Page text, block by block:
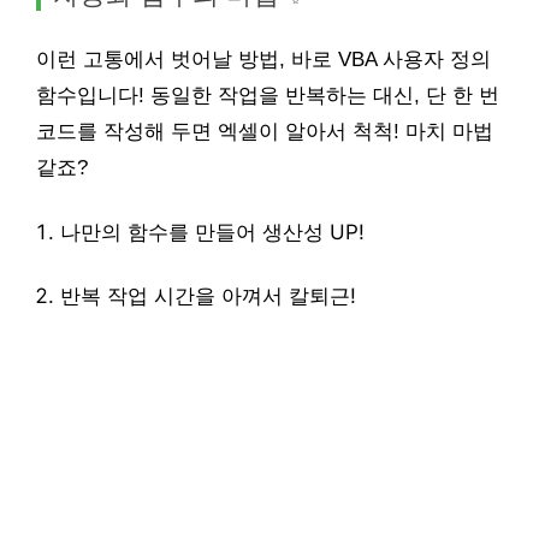
이런 고통에서 벗어날 방법, 바로 VBA 사용자 정의
함수입니다! 동일한 작업을 반복하는 대신, 단 한 번
코드를 작성해 두면 엑셀이 알아서 척척! 마치 마법
같죠?
나만의 함수를 만들어 생산성 UP!
반복 작업 시간을 아껴서 칼퇴근!